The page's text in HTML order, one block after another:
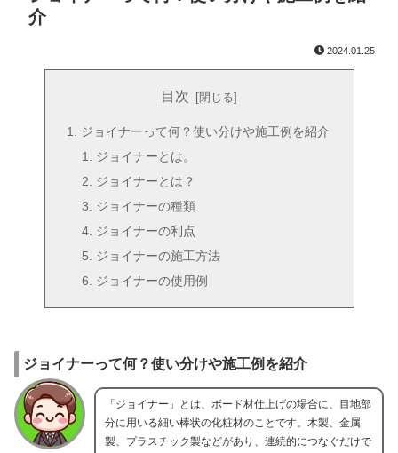
介
2024.01.25
目次
ジョイナーって何？使い分けや施工例を紹介
ジョイナーとは。
ジョイナーとは？
ジョイナーの種類
ジョイナーの利点
ジョイナーの施工方法
ジョイナーの使用例
ジョイナーって何？使い分けや施工例を紹介
「ジョイナー」とは、ボード材仕上げの場合に、目地部
分に用いる細い棒状の化粧材のことです。木製、金属
製、プラスチック製などがあり、連続的につなぐだけで